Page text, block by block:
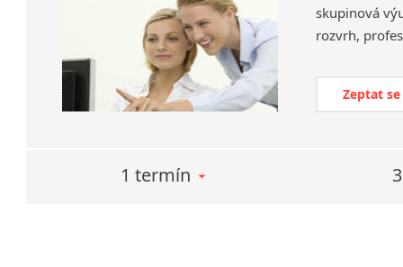
skupinová
rozvrh,
Zeptat
1 termín